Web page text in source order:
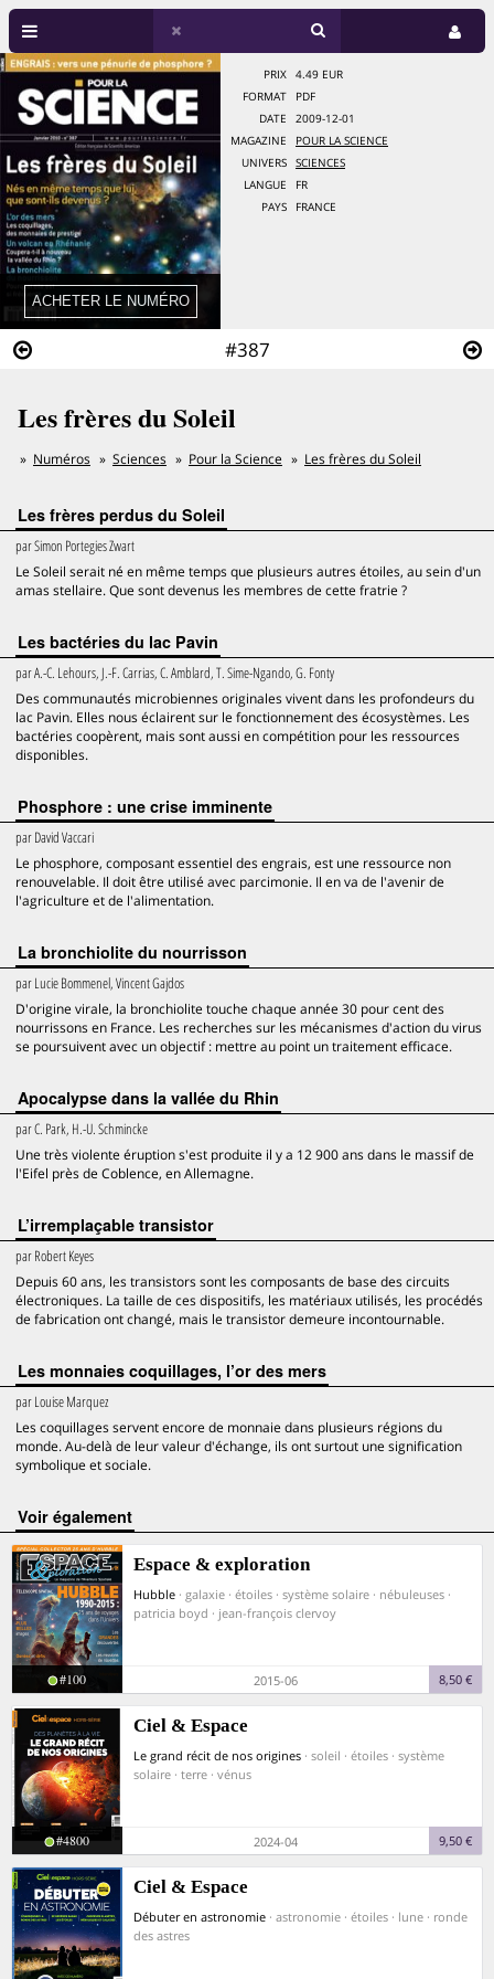
#387
PRIX
4.49 EUR
FORMAT
PDF
DATE
2009-12-01
MAGAZINE
POUR LA SCIENCE
UNIVERS
SCIENCES
LANGUE
FR
PAYS
FRANCE
Les frères du Soleil
Numéros Sciences Pour la Science Les frères du Soleil
Les frères perdus du Soleil
parSimon Portegies Zwart
Le Soleil serait né en même temps que plusieurs autres étoiles, au sein d'un
amas stellaire. Que sont devenus les membres de cette fratrie ?
Les bactéries du lac Pavin
parA.-C. Lehours, J.-F. Carrias, C. Amblard, T. Sime-Ngando, G. Fonty
Des communautés microbiennes originales vivent dans les profondeurs du
lac Pavin. Elles nous éclairent sur le fonctionnement des écosystèmes. Les
bactéries coopèrent, mais sont aussi en compétition pour les ressources
disponibles.
Phosphore : une crise imminente
parDavid Vaccari
Le phosphore, composant essentiel des engrais, est une ressource non
renouvelable. Il doit être utilisé avec parcimonie. Il en va de l'avenir de
l'agriculture et de l'alimentation.
La bronchiolite du nourrisson
parLucie Bommenel, Vincent Gajdos
D'origine virale, la bronchiolite touche chaque année 30 pour cent des
nourrissons en France. Les recherches sur les mécanismes d'action du virus
se poursuivent avec un objectif : mettre au point un traitement efficace.
Apocalypse dans la vallée du Rhin
parC. Park, H.-U. Schmincke
Une très violente éruption s'est produite il y a 12 900 ans dans le massif de
l'Eifel près de Coblence, en Allemagne.
L’irremplaçable transistor
parRobert Keyes
Depuis 60 ans, les transistors sont les composants de base des circuits
électroniques. La taille de ces dispositifs, les matériaux utilisés, les procédés
de fabrication ont changé, mais le transistor demeure incontournable.
Les monnaies coquillages, l’or des mers
parLouise Marquez
Les coquillages servent encore de monnaie dans plusieurs régions du
monde. Au-delà de leur valeur d'échange, ils ont surtout une signification
symbolique et sociale.
voir également
Espace & exploration
Hubble · galaxie · étoiles · système solaire · nébuleuses ·
patricia boyd · jean-françois clervoy
#100 2015-06 8,50 €
Ciel & Espace
Le grand récit de nos origines · soleil · étoiles · système
solaire · terre · vénus
#4800 2024-04 9,50 €
Ciel & Espace
Débuter en astronomie · astronomie · étoiles · lune · ronde
des astres